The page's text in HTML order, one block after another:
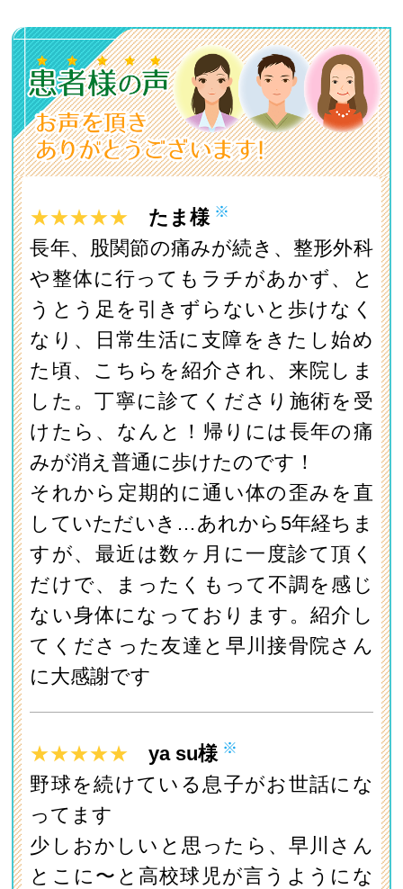
★★★★★ たま様 ※
長年、股関節の痛みが続き、整形外科
や整体に行ってもラチがあかず、と
うとう足を引きずらないと歩けなく
なり、日常生活に支障をきたし始め
た頃、こちらを紹介され、来院しま
した。丁寧に診てくださり施術を受
けたら、なんと！帰りには長年の痛
みが消え普通に歩けたのです！
それから定期的に通い体の歪みを直
していただいき…あれから5年経ちま
すが、最近は数ヶ月に一度診て頂く
だけで、まったくもって不調を感じ
ない身体になっております。紹介し
てくださった友達と早川接骨院さん
に大感謝です
★★★★★ ya su様 ※
野球を続けている息子がお世話にな
ってます
少しおかしいと思ったら、早川さん
とこに〜と高校球児が言うようにな